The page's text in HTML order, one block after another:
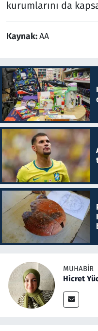
kurumlarını da
Kaynak:AA
MUHABIR
Hicret